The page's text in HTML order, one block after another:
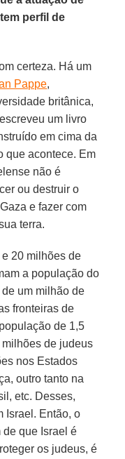
perfil de
certeza. Há um
Pappe,
britânica,
um livro
em cima da
que acontece. Em
não é
ou destruir o
e fazer com
terra.
20 milhões de
a população do
um milhão de
fronteiras de
de 1,5
de judeus
nos Estados
outro tanto na
etc. Desses,
Israel. Então, o
de que Israel é
os judeus, é